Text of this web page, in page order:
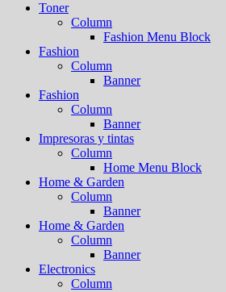
Toner
Column
Fashion Menu Block
Fashion
Column
Banner
Fashion
Column
Banner
Impresoras y tintas
Column
Home Menu Block
Home & Garden
Column
Banner
Home & Garden
Column
Banner
Electronics
Column